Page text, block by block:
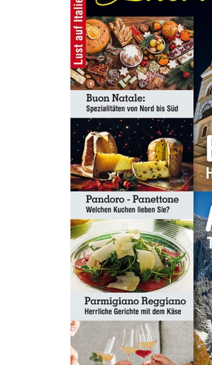
Zum Anfang der Bildergalerie springen
Lust auf Italien
inkl. MwSt.
Zum Warenkorb hinzufügen